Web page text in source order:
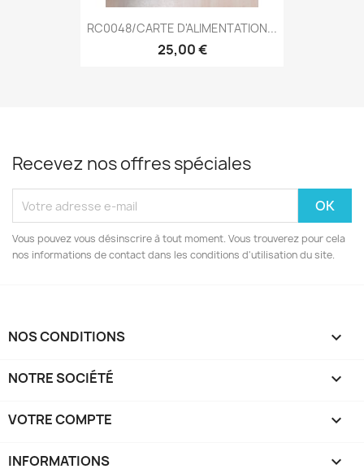
RC0048/CARTE D'ALIMENTATION...
25,00 €
Recevez nos offres spéciales
Vous pouvez vous désinscrire à tout moment. Vous trouverez pour cela
nos informations de contact dans les conditions d'utilisation du site.
NOS CONDITIONS 
NOTRE SOCIÉTÉ 
VOTRE COMPTE 
INFORMATIONS keyboard_arrow_down